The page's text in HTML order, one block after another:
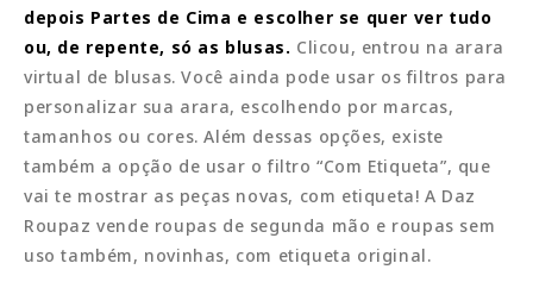
depois Partes de Cima e escolher se quer ver tudo
ou, de repente, só as blusas. Clicou, entrou na arara
virtual de blusas. Você ainda pode usar os filtros para
personalizar sua arara, escolhendo por marcas,
tamanhos ou cores. Além dessas opções, existe
também a opção de usar o filtro “Com Etiqueta”, que
vai te mostrar as peças novas, com etiqueta! A Daz
Roupaz vende roupas de segunda mão e roupas sem
uso também, novinhas, com etiqueta original.